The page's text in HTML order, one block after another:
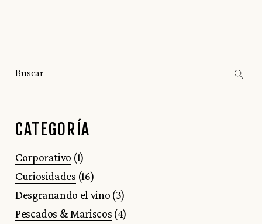
Search
CATEGORÍA
Corporativo (1)
Curiosidades (16)
Desgranando el vino (3)
Pescados & Mariscos (4)